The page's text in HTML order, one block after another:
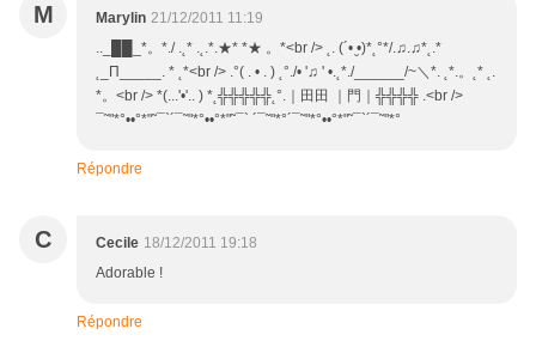
M Marylin 21/12/2011 11:19
.._██_*。*./ .˛* .˛.*.★* *★ 。*<br /> ˛. (´• ̮•)*˛°*/.♫.♫*˛.*
˛_Π_____. * ˛*<br /> .°( . • . ) ˛°./• '♫ ' •.˛*./______/~＼*. ˛*.。˛* ˛.
*。<br /> *(...'•'.. ) *˛╬╬╬╬╬˛°.｜田田 ｜門｜╬╬╬╬ .<br />
¯˜"*°••°*"˜¯`´¯˜"*°••°*"˜¯` ´¯˜"*°´¯˜"*°••°*"˜¯`´¯˜"*°
Répondre
C Cecile 18/12/2011 19:18
Adorable !
Répondre